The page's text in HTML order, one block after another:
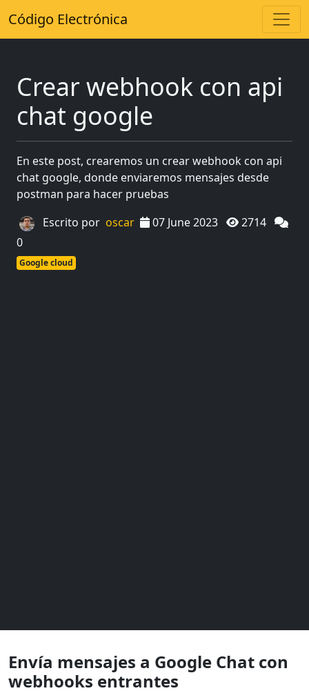
Código Electrónica
Crear webhook con api
chat google
En este post, crearemos un crear webhook con api
chat google, donde enviaremos mensajes desde
postman para hacer pruebas
Escrito por oscar 07 June 2023
2714
0
Google cloud
Envía mensajes a Google Chat con
webhooks entrantes